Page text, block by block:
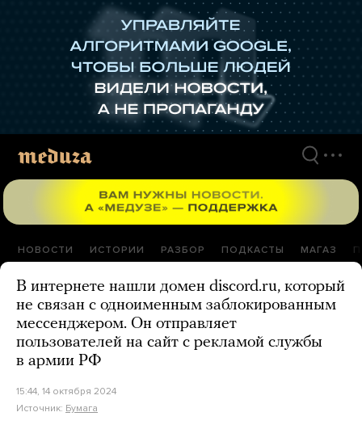
НОВОСТИ ИСТОРИИ РАЗБОР ПОДКАСТЫ МАГАЗ
В интернете нашли домен discord.ru, который
не связан с одноименным заблокированным
мессенджером. Он отправляет
пользователей на сайт с рекламой службы
в армии РФ
15:44, 14 октября 2024
Источник: Бумага